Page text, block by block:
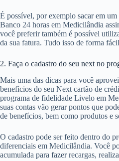
É possível, por exemplo sacar em
Banco 24 horas em Medicilândia
você preferir também é possível
da sua fatura. Tudo isso de forma
2. Faça o cadastro do seu next no
Mais uma das dicas para você
benefícios do seu Next cartão de
programa de fidelidade Livelo em
suas contas vão gerar pontos que
de benefícios, bem como produtos e
O cadastro pode ser feito dentro do
diferenciais em Medicilândia. Você
acumulada para fazer recargas,